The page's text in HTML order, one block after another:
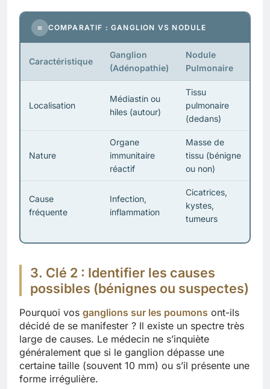
≡ COMPARATIF : GANGLION VS NODULE
Caractéristique
Ganglion
(Adénopathie)
Nodule
Pulmonaire
Localisation
Médiastin ou
hiles (autour)
Tissu
pulmonaire
(dedans)
Nature
Organe
immunitaire
réactif
Masse de
tissu (bénigne
ou non)
Cause
fréquente
Infection,
inflammation
Cicatrices,
kystes,
tumeurs
3. Clé 2 : Identifier les causes
possibles (bénignes ou suspectes)
Pourquoi vos ganglions sur les poumons ont-ils
décidé de se manifester ? Il existe un spectre très
large de causes. Le médecin ne s’inquiète
généralement que si le ganglion dépasse une
certaine taille (souvent 10 mm) ou s’il présente une
forme irrégulière.